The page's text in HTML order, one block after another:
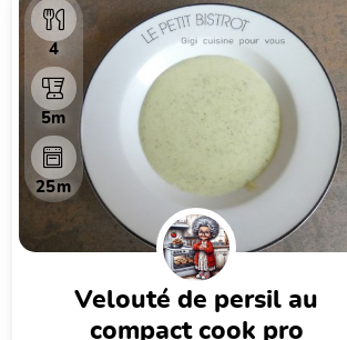
4
5m
25m
velouté de persil au
compact cook pro